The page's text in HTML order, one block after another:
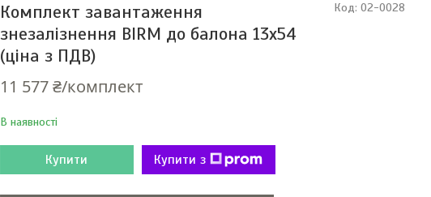
Комплект завантаження
знезалізнення BIRM до балона 13x54
(ціна з ПДВ)
11 577 ₴/комплект
В наявності
Код: 02-0028
Купити Купити з